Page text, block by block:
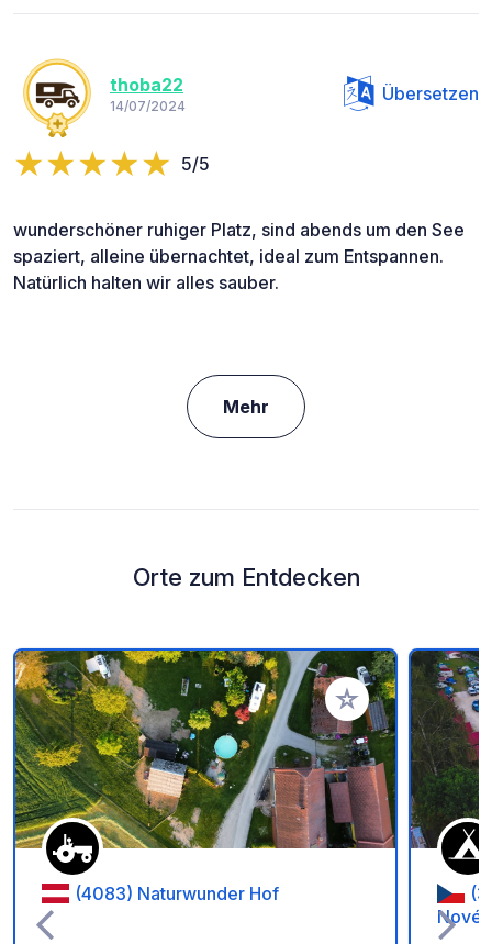
thoba22
14/07/2024
Übersetzen
5/5
wunderschöner ruhiger Platz, sind abends um den See
spaziert, alleine übernachtet, ideal zum Entspannen.
Natürlich halten wir alles sauber.
Mehr
Orte zum Entdecken
Zu Ihren Favoriten
(4083) Naturwunder Hof
Nové